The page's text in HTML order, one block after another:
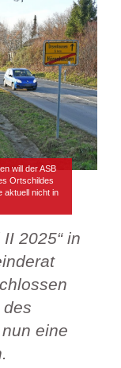
will der ASB
Ortschildes
aktuell nicht in
2025“ in
des
eine